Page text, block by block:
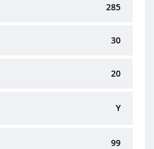
285
30
20
Y
99